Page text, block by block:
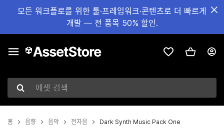
모든 워크플로를 위한 툴·프레임워크·콘텐츠로 더 빠르게
개발 — 전 품목 50% 할인.
에셋 검색
홈 음향 음악 전자음 Dark Synth Music Pack One